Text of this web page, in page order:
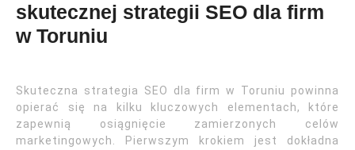
skutecznej strategii SEO dla firm
w Toruniu
Skuteczna strategia SEO dla firm w Toruniu powinna
opierać się na kilku kluczowych elementach, które
zapewnią osiągnięcie zamierzonych celów
marketingowych. Pierwszym krokiem jest dokładna